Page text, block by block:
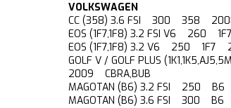
VOLKSWAGEN
CC (358) 3.6 FSI 300 358
EOS (1F7,1F8) 3.2 FSI V6 260
EOS (1F7,1F8) 3.2 V6 250 1F7
GOLF V / GOLF PLUS
2009 CBRA,BUB
MAGOTAN (B6) 3.2 FSI 250
MAGOTAN (B6) 3.6 FSI 300